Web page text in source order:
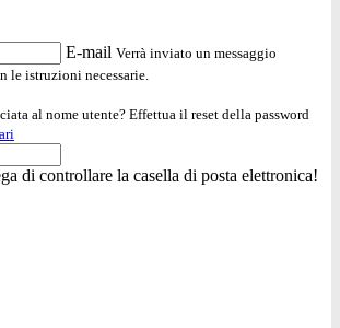
E-mail Verrà inviato un messaggio
le istruzioni necessarie.
al nome utente? Effettua il reset della password
di controllare la casella di posta elettronica!